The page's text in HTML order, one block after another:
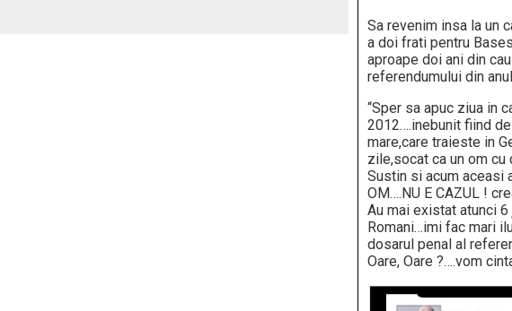
Sa revenim insa la un
a doi frati pentru
aproape doi ani din
referendumului din
“Sper sa apuc ziua in
2012….inebunit fiind
mare,care traieste in
zile,socat ca un om
Sustin si acum aceasi
OM….NU E CAZUL !
Au mai existat atunci
Romani…imi fac mari
dosarul penal al
Oare, Oare ?….vom